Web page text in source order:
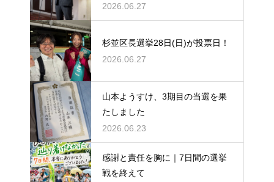
2026.06.27
杉並区長選挙28日(日)が投票日！
2026.06.27
山本ようすけ、3期目の当選を果
たしました
2026.06.23
感謝と責任を胸に｜7日間の選挙
戦を終えて